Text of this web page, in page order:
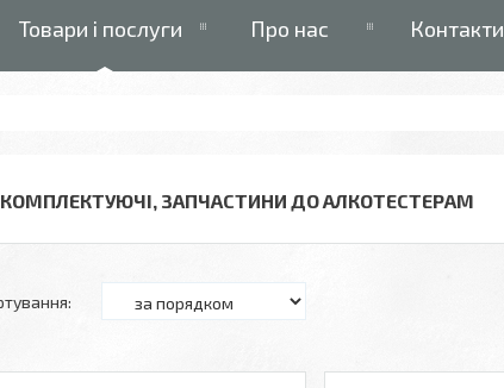
Товари і послуги Про нас Контакти
КОМПЛЕКТУЮЧІ, ЗАПЧАСТИНИ ДО АЛКОТЕСТЕРАМ